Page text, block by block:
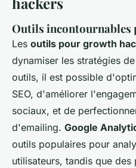
Outils incontournables
Les outils pour growth
dynamiser les stratégies
outils, il est possible
SEO, d'améliorer
sociaux, et de
d'emailing. Google
outils populaires pour
utilisateurs, tandis que